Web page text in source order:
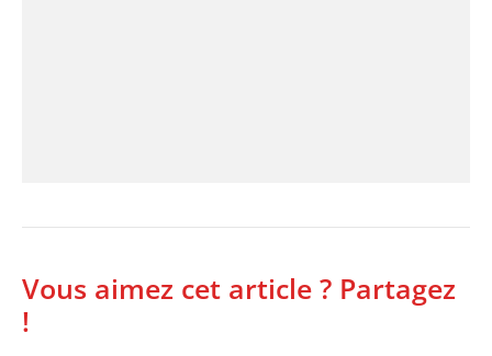
Vous aimez cet article ? Partagez
!